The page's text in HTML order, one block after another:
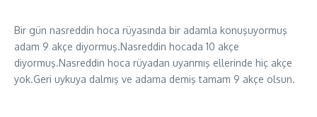
Bir gün nasreddin hoca rüyasında bir adamla konuşuyormuş
adam 9 akçe diyormuş.Nasreddin hocada 10 akçe
diyormuş.Nasreddin hoca rüyadan uyanmış ellerinde hiç akçe
yok.Geri uykuya dalmış ve adama demiş tamam 9 akçe olsun.